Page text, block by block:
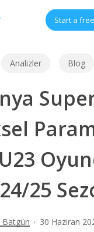
Start a
Analizler Blog
25
Batgün 30 Haziran